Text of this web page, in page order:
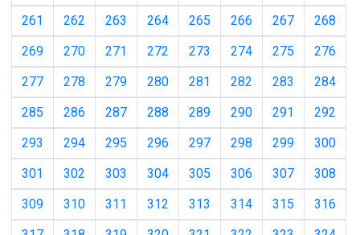
261
262 263 264 265 266 267
268
269
270 271 272 273 274 275
276
277
278 279 280 281 282 283
284
285
286 287 288 289 290 291
292
293
294 295 296 297 298 299
300
301
302 303 304 305 306 307
308
309
310 311 312 313 314 315
316